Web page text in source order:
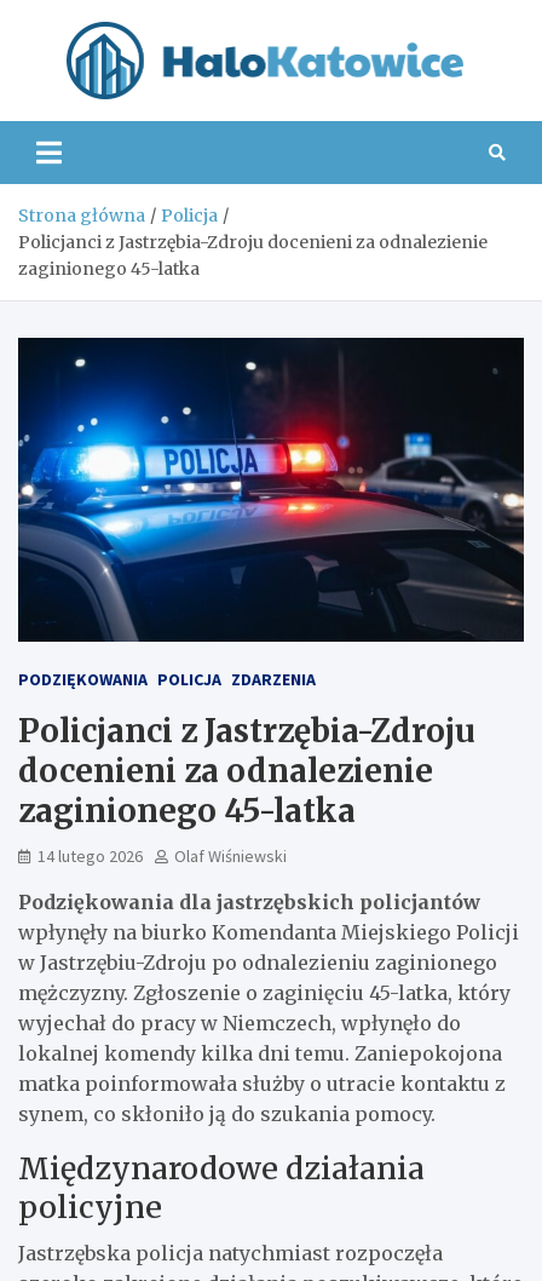
Strona główna
Policja
Policjanci z Jastrzębia-Zdroju docenieni za odnalezienie
zaginionego 45-latka
PODZIĘKOWANIA POLICJA ZDARZENIA
Policjanci z Jastrzębia-Zdroju
docenieni za odnalezienie
zaginionego 45-latka
14 lutego 2026 Olaf Wiśniewski
Podziękowania dla jastrzębskich policjantów
wpłynęły na biurko Komendanta Miejskiego Policji
w Jastrzębiu-Zdroju po odnalezieniu zaginionego
mężczyzny. Zgłoszenie o zaginięciu 45-latka, który
wyjechał do pracy w Niemczech, wpłynęło do
lokalnej komendy kilka dni temu. Zaniepokojona
matka poinformowała służby o utracie kontaktu z
synem, co skłoniło ją do szukania pomocy.
Międzynarodowe działania
policyjne
Jastrzębska policja natychmiast rozpoczęła